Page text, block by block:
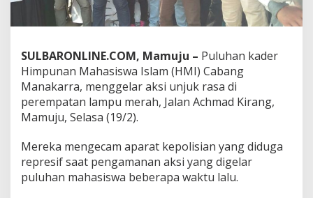
k
r
a
D
m
I
n
i
T
SULBARONLINE.COM, Mamuju – Puluhan kader
Himpunan Mahasiswa Islam (HMI) Cabang
Manakarra, menggelar aksi unjuk rasa di
perempatan lampu merah, Jalan Achmad Kirang,
Mamuju, Selasa (19/2).
Mereka mengecam aparat kepolisian yang diduga
represif saat pengamanan aksi yang digelar
puluhan mahasiswa beberapa waktu lalu.